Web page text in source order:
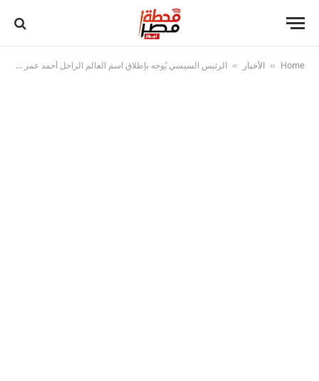
Home
» الأخبار » الرئيس السيسي يُوجه بإطلاق اسم العالم الراحل أحمد عمر هاشم على أحد المساجد وطريق ومحطة قطار